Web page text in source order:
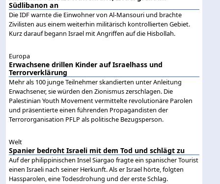
Südlibanon an
Die IDF warnte die Einwohner von Al-Mansouri und brachte
Zivilisten aus einem weiterhin militärisch kontrollierten Gebiet.
Kurz darauf begann Israel mit Angriffen auf die Hisbollah.
Europa
Erwachsene drillen Kinder auf Israelhass und
Terrorverklärung
Mehr als 100 junge Teilnehmer skandierten unter Anleitung
Erwachsener, sie würden den Zionismus zerschlagen. Die
Palestinian Youth Movement vermittelte revolutionäre Parolen
und präsentierte einen führenden Propagandisten der
Terrororganisation PFLP als politische Bezugsperson.
Welt
Spanier bedroht Israeli mit dem Tod und schlägt zu
Auf der philippinischen Insel Siargao fragte ein spanischer Tourist
einen Israeli nach seiner Herkunft. Als er Israel hörte, folgten
Hassparolen, eine Todesdrohung und der erste Schlag.